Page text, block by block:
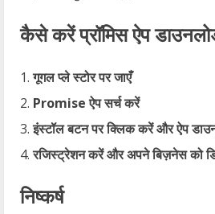
कैसे करें प्रॉमिस ऐप
गूगल प्ले स्टोर पर जाएँ
Promise ऐप सर्च करें
इंस्टॉल बटन पर क्लिक करें और ऐप
रजिस्ट्रेशन करें और अपने बिज़नेस को
निष्कर्ष